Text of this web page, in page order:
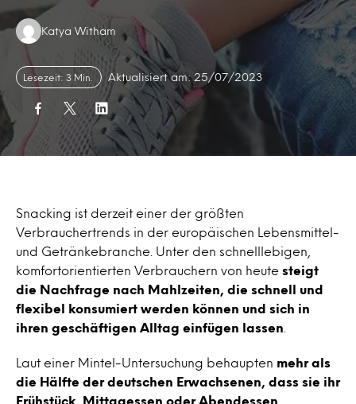
Authors:
Katya Witham
Lesezeit: 3 Min. Aktualisiert am: 25/07/2023
Snacking ist derzeit einer der größten
Verbrauchertrends in der europäischen Lebensmittel-
und Getränkebranche. Unter den schnelllebigen,
komfortorientierten Verbrauchern von heute steigt
die Nachfrage nach Mahlzeiten, die schnell und
flexibel konsumiert werden können und sich in
ihren geschäftigen Alltag einfügen lassen
Laut einer Mintel-Untersuchung behaupten mehr als
die Hälfte der deutschen Erwachsenen, dass sie ihr
Frühstück, Mittagessen oder Abendessen